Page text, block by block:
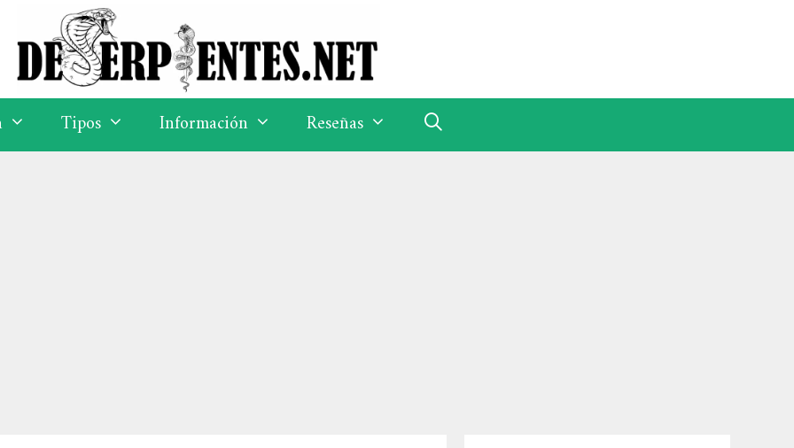
Tipos Información Reseñas